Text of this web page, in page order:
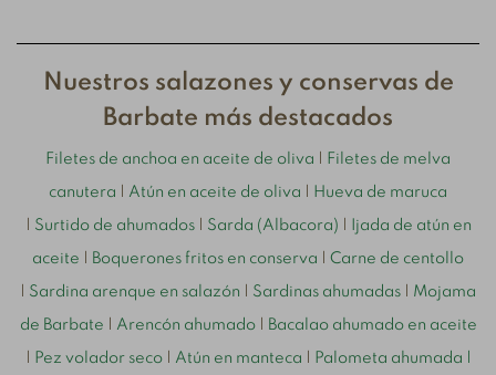
Nuestros salazones y conservas de
Barbate más destacados
Filetes de anchoa en aceite de oliva Filetes de melva
canutera Atún en aceite de oliva Hueva de maruca
Surtido de ahumados| Sarda (Albacora) Ijada de atún en
aceite Boquerones fritos en conserva Carne de centollo
Sardina arenque en salazón Sardinas ahumadas Mojama
de Barbate Arencón ahumado| Bacalao ahumado en aceite
Pez volador seco| Atún en manteca Palometa ahumada